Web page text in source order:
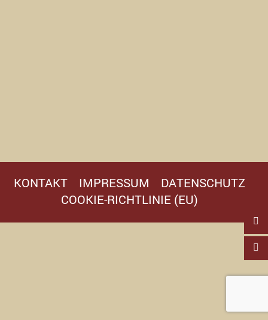
KONTAKT IMPRESSUM
DATENSCHUTZ
COOKIE-RICHTLINIE (EU)